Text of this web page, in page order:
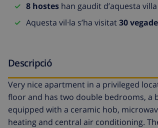
8 hostes han gaudit d’aquesta villa
Aquesta vil·la s’ha visitat30
Descripció
Very nice apartment in a privileged
floor and has two double bedrooms, a
equipped with a ceramic hob,
heating and central air conditioning.